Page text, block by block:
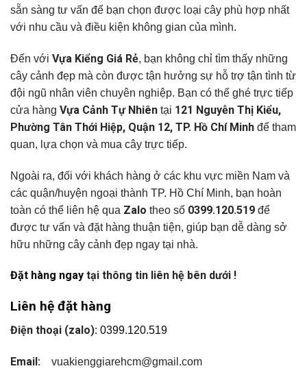
sẵn sàng tư vấn để bạn chọn được loại cây phù hợp nhất
với nhu cầu và điều kiện không gian của mình.
Đến với Vựa Kiểng Giá Rẻ, bạn không chỉ tìm thấy những
cây cảnh đẹp mà còn được tận hưởng sự hỗ trợ tận tình từ
đội ngũ nhân viên chuyên nghiệp. Bạn có thể ghé trực tiếp
cửa hàng Vựa Cảnh Tự Nhiên tại 121 Nguyễn Thị Kiểu,
Phường Tân Thới Hiệp, Quận 12, TP. Hồ Chí Minh để tham
quan, lựa chọn và mua cây trực tiếp.
Ngoài ra, đối với khách hàng ở các khu vực miền Nam và
các quận/huyện ngoại thành TP. Hồ Chí Minh, bạn hoàn
toàn có thể liên hệ qua Zalo theo số 0399.120.519 để
được tư vấn và đặt hàng thuận tiện, giúp bạn dễ dàng sở
hữu những cây cảnh đẹp ngay tại nhà.
Đặt hàng ngay tại thông tin liên hệ bên dưới !
Liên hệ đặt hàng
Điện thoại (zalo): 0399.120.519
Email: vuakienggiarehcm@gmail.com